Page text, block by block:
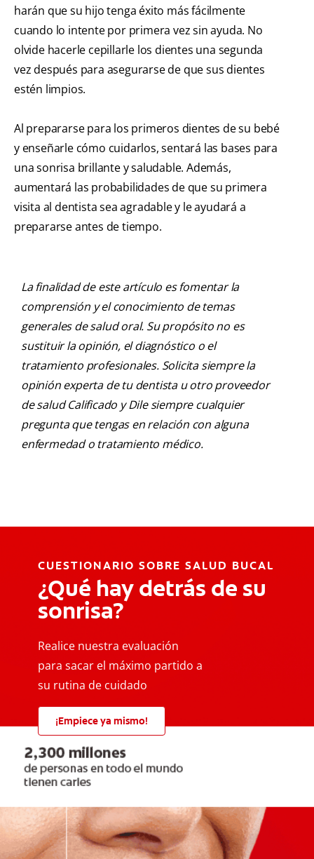
harán que su hijo tenga éxito más fácilmente
cuando lo intente por primera vez sin ayuda. No
olvide hacerle cepillarle los dientes una segunda
vez después para asegurarse de que sus dientes
estén limpios.
Al prepararse para los primeros dientes de su bebé
y enseñarle cómo cuidarlos, sentará las bases para
una sonrisa brillante y saludable. Además,
aumentará las probabilidades de que su primera
visita al dentista sea agradable y le ayudará a
prepararse antes de tiempo.
La finalidad de este artículo es fomentar la
comprensión y el conocimiento de temas
generales de salud oral. Su propósito no es
sustituir la opinión, el diagnóstico o el
tratamiento profesionales. Solicita siempre la
opinión experta de tu dentista u otro proveedor
de salud Calificado y Dile siempre cualquier
pregunta que tengas en relación con alguna
enfermedad o tratamiento médico.
CUESTIONARIO SOBRE SALUD BUCAL
¿Qué hay detrás de su
sonrisa?
Realice nuestra evaluación
para sacar el máximo partido a
su rutina de cuidado
¡Empiece ya mismo!